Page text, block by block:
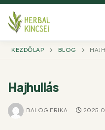
Ugrás
tartalomra
KEZDŐLAP BLOG
Hajhullás
BALOG ERIKA